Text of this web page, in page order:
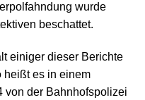
wurde
beschattet.
einiger dieser Berichte
heißt es in einem
von der Bahnhofspolizei